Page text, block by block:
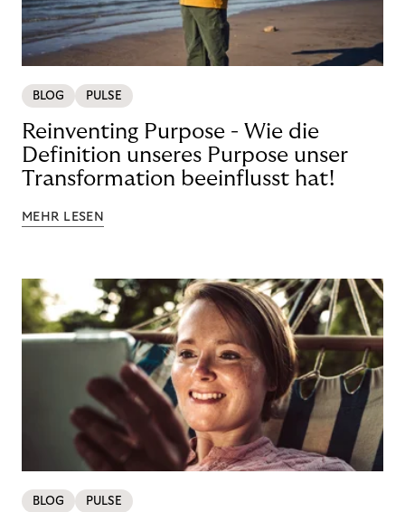
BLOG PULSE
Reinventing Purpose - Wie die
Definition unseres Purpose unser
Transformation beeinflusst hat!
MEHR LESEN
BLOG PULSE